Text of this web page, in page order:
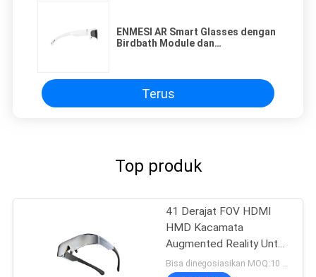
ENMESI AR Smart Glasses dengan
Birdbath Module dan
Terus
Top produk
41 Derajat FOV HDMI
HMD Kacamata
Augmented Reality Untuk
Ponsel / Komputer
Bisa dinegosiasikan MOQ:10 buah